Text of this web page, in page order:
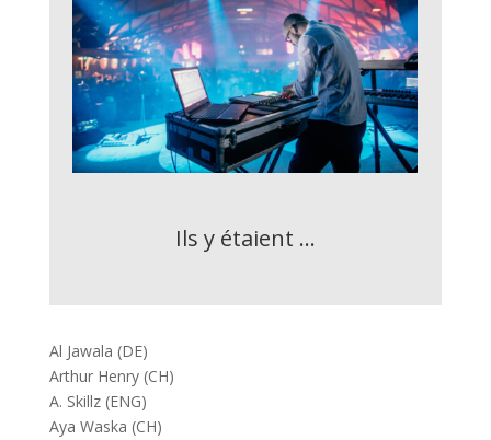
Ils y étaient ...
Al Jawala (DE)
Arthur Henry (CH)
A. Skillz (ENG)
Aya Waska (CH)